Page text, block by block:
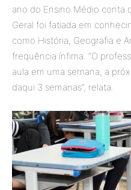
ano do Ensino Médio conta
Geral foi fatiada em
como História, Geografia e
frequência ínfima. “O
aula em uma semana, a
daqui 3 semanas”, relata.